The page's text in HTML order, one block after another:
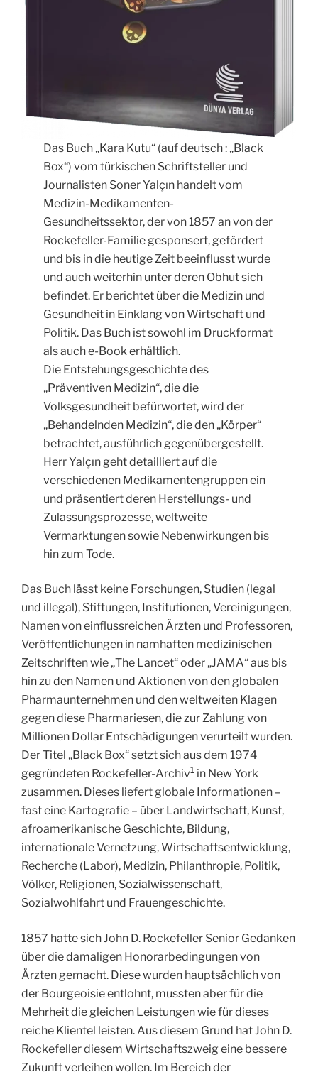
Das Buch „Kara Kutu“ (auf deutsch : „Black
Box“) vom türkischen Schriftsteller und
Journalisten Soner Yalçın handelt vom
Medizin-Medikamenten-
Gesundheitssektor, der von 1857 an von der
Rockefeller-Familie gesponsert, gefördert
und bis in die heutige Zeit beeinflusst wurde
und auch weiterhin unter deren Obhut sich
befindet. Er berichtet über die Medizin und
Gesundheit in Einklang von Wirtschaft und
Politik. Das Buch ist sowohl im Druckformat
als auch e-Book erhältlich.
Die Entstehungsgeschichte des
„Präventiven Medizin“, die die
Volksgesundheit befürwortet, wird der
„Behandelnden Medizin“, die den „Körper“
betrachtet, ausführlich gegenübergestellt.
Herr Yalçın geht detailliert auf die
verschiedenen Medikamentengruppen ein
und präsentiert deren Herstellungs- und
Zulassungsprozesse, weltweite
Vermarktungen sowie Nebenwirkungen bis
hin zum Tode.
Das Buch lässt keine Forschungen, Studien (legal
und illegal), Stiftungen, Institutionen, Vereinigungen,
Namen von einflussreichen Ärzten und Professoren,
Veröffentlichungen in namhaften medizinischen
Zeitschriften wie „The Lancet“ oder „JAMA“ aus bis
hin zu den Namen und Aktionen von den globalen
Pharmaunternehmen und den weltweiten Klagen
gegen diese Pharmariesen, die zur Zahlung von
Millionen Dollar Entschädigungen verurteilt wurden.
Der Titel „Black Box“ setzt sich aus dem 1974
gegründeten Rockefeller-Archiv1 in New York
zusammen. Dieses liefert globale Informationen –
fast eine Kartografie – über Landwirtschaft, Kunst,
afroamerikanische Geschichte, Bildung,
internationale Vernetzung, Wirtschaftsentwicklung,
Recherche (Labor), Medizin, Philanthropie, Politik,
Völker, Religionen, Sozialwissenschaft,
Sozialwohlfahrt und Frauengeschichte.
1857 hatte sich John D. Rockefeller Senior Gedanken
über die damaligen Honorarbedingungen von
Ärzten gemacht. Diese wurden hauptsächlich von
der Bourgeoisie entlohnt, mussten aber für die
Mehrheit die gleichen Leistungen wie für dieses
reiche Klientel leisten. Aus diesem Grund hat John D.
Rockefeller diesem Wirtschaftszweig eine bessere
Zukunft verleihen wollen. Im Bereich der